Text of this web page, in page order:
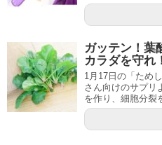
ガッテン！葉
カラダを守れ
1月17日の「ため
さん向けのサプリ
を作り、細胞分裂